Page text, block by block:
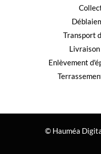
Transport
Livraison
Enlèvement
© Hauméa